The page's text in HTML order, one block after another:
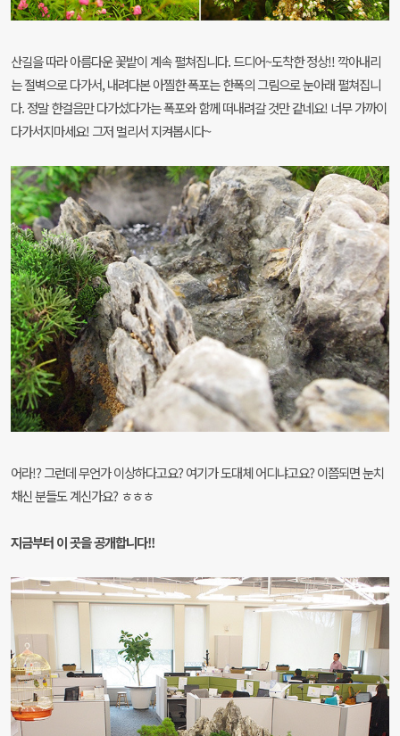
산길을 따라 아름다운 꽃밭이 계속 펼쳐집니다. 드디어~도착한 정상!! 깍아내리
는 절벽으로 다가서, 내려다본 아찔한 폭포는 한폭의 그림으로 눈아래 펼쳐집니
다. 정말 한걸음만 다가섰다가는 폭포와 함께 떠내려갈 것만 같네요! 너무 가까이
다가서지마세요! 그저 멀리서 지켜봅시다~
어라!? 그런데 무언가 이상하다고요? 여기가 도대체 어디냐고요? 이쯤되면 눈치
채신 분들도 계신가요? ㅎㅎㅎ
지금부터 이 곳을 공개합니다!!